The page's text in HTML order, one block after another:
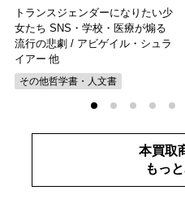
トランスジェンダーになりたい少
女たち SNS・学校・医療が煽る
流行の悲劇 / アビゲイル・シュラ
イアー 他
その他哲学書・人文書
本買取
もっ